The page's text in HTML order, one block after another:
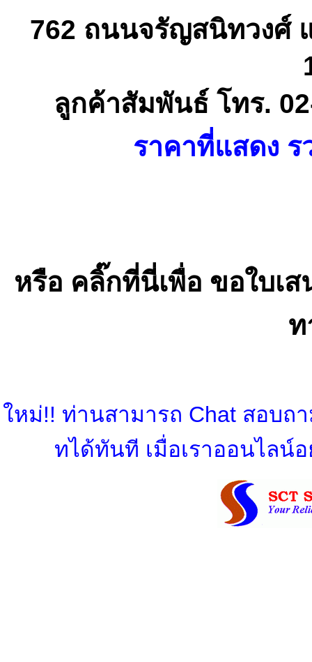
762 ถนนจรัญสนิทวงศ์
ลูกค้าสัมพันธ์ โทร.
ราคาที่แสดง
หรือ คลิ๊กที่นี่เพื่อ ขอใบเ
ท
ใหม่!! ท่านสามารถ Chat สอบถ
ทได้ทันที เมื่อเราออนไลน์